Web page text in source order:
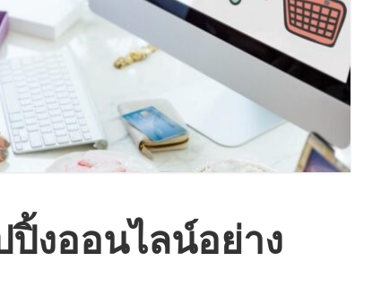
งออนไลน์อย่าง